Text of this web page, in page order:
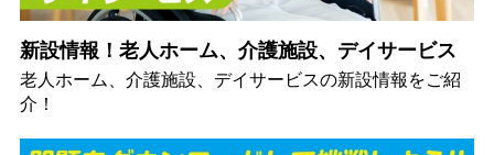
新設情報！老人ホーム、介護施設、デイサービス
老人ホーム、介護施設、デイサービスの新設情報をご紹
介！